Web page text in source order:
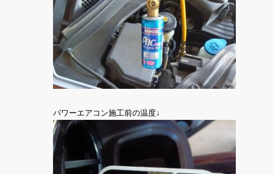
パワーエアコン施工前の温度↓